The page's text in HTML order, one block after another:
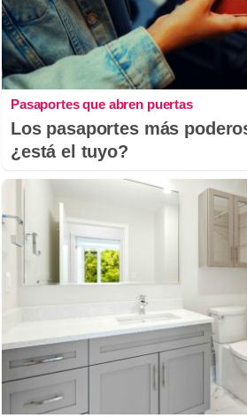
Pasaportes que abren puertas
Los pasaportes más
¿está el tuyo?